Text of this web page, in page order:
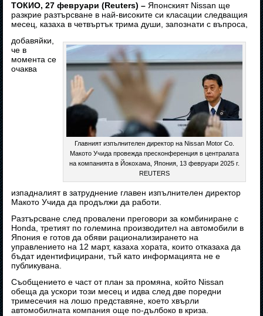
ТОКИО, 27 февруари (Reuters) – Японският Nissan ще
разкрие разтърсване в най-високите си класации следващия
месец, казаха в четвъртък трима души, запознати с въпроса,
Главният изпълнителен директор на Nissan Motor Co.
Макото Учида провежда пресконференция в централата
на компанията в Йокохама, Япония, 13 февруари 2025 г.
REUTERS
добавяйки,
че в
момента се
очаква
изпадналият в затруднение главен изпълнителен директор
Макото Учида да продължи да работи.
Разтърсване след провалени преговори за комбиниране с
Honda, третият по големина производител на автомобили в
Япония е готов да обяви рационализирането на
управлението на 12 март, казаха хората, които отказаха да
бъдат идентифицирани, тъй като информацията не е
публикувана.
Съобщението е част от план за промяна, който Nissan
обеща да ускори този месец и идва след две поредни
тримесечия на лошо представяне, което хвърли
автомобилната компания още по-дълбоко в криза.